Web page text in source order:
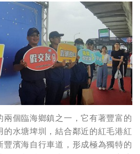
個臨海鄉鎮之一，它有著豐富的
的水塘埤圳，結合鄰近的紅毛港紅
濱海自行車道，形成極為獨特的